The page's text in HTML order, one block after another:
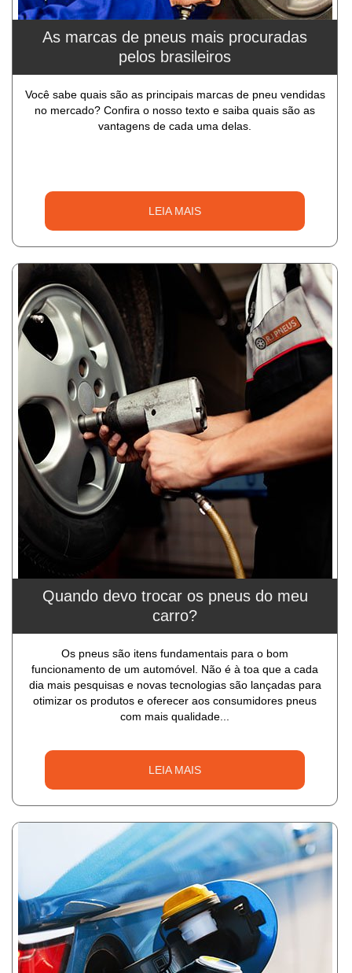
As marcas de pneus mais procuradas
pelos brasileiros
Você sabe quais são as principais marcas de pneu vendidas
no mercado? Confira o nosso texto e saiba quais são as
vantagens de cada uma delas.
LEIA MAIS
Quando devo trocar os pneus do meu
carro?
Os pneus são itens fundamentais para o bom
funcionamento de um automóvel. Não é à toa que a cada
dia mais pesquisas e novas tecnologias são lançadas para
otimizar os produtos e oferecer aos consumidores pneus
com mais qualidade...
LEIA MAIS